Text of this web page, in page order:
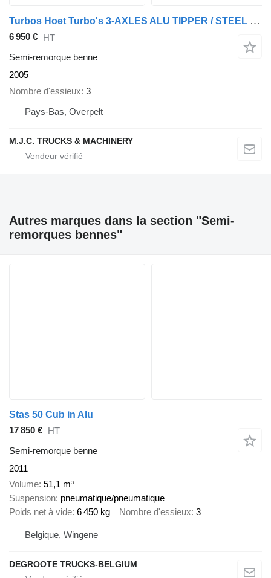
Turbos Hoet Turbo's 3-AXLES ALU TIPPER / STEEL CHASSIS - DRUM BRAKES / TAMBO
6 950 € HT
Semi-remorque benne
2005
Nombre d'essieux 3
Pays-Bas, Overpelt
M.J.C. TRUCKS & MACHINERY
Autres marques dans la section "Semi-
remorques bennes"
Stas 50 Cub in Alu
17 850 € HT
Semi-remorque benne
2011
Volume 51,1 m³
Suspension pneumatique/pneumatique
Poids net à vide 6 450 kg Nombre d'essieux 3
Belgique, Wingene
DEGROOTE TRUCKS-BELGIUM